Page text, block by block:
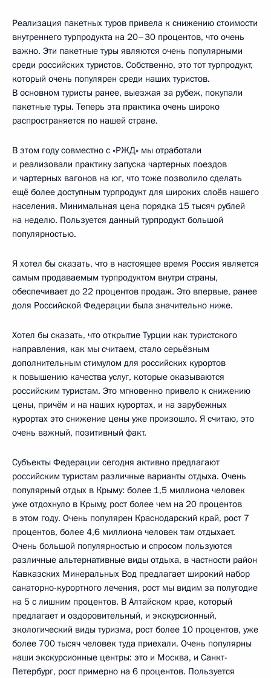
Реализация пакетных туров привела к снижению стоимости
внутреннего турпродукта на 20–30 процентов, что очень
важно. Эти пакетные туры являются очень популярными
среди российских туристов. Собственно, это тот турпродукт,
который очень популярен среди наших туристов.
В основном туристы ранее, выезжая за рубеж, покупали
пакетные туры. Теперь эта практика очень широко
распространяется по нашей стране.
В этом году совместно с «РЖД» мы отработали
и реализовали практику запуска чартерных поездов
и чартерных вагонов на юг, что тоже позволило сделать
ещё более доступным турпродукт для широких слоёв нашего
населения. Минимальная цена порядка 15 тысяч рублей
на неделю. Пользуется данный турпродукт большой
популярностью.
Я хотел бы сказать, что в настоящее время Россия является
самым продаваемым турпродуктом внутри страны,
обеспечивает до 22 процентов продаж. Это впервые, ранее
доля Российской Федерации была значительно ниже.
Хотел бы сказать, что открытие Турции как туристского
направления, как мы считаем, стало серьёзным
дополнительным стимулом для российских курортов
к повышению качества услуг, которые оказываются
российским туристам. Это мгновенно привело к снижению
цены, причём и на наших курортах, и на зарубежных
курортах это снижение цены уже произошло. Я считаю, это
очень важный, позитивный факт.
Субъекты Федерации сегодня активно предлагают
российским туристам различные варианты отдыха. Очень
популярный отдых в Крыму: более 1,5 миллиона человек
уже отдохнуло в Крыму, рост более чем на 20 процентов
в этом году. Очень популярен Краснодарский край, рост 7
процентов, более 4,6 миллиона человек там отдыхает.
Очень большой популярностью и спросом пользуются
различные альтернативные виды отдыха, в частности район
Кавказских Минеральных Вод предлагает широкий набор
санаторно-курортного лечения, рост мы видим за полугодие
на 5 с лишним процентов. В Алтайском крае, который
предлагает и оздоровительный, и экскурсионный,
экологический виды туризма, рост более 10 процентов, уже
более 700 тысяч человек туда приехали. Очень популярны
наши экскурсионные центры: это и Москва, и Санкт-
Петербург, рост примерно на 6 процентов. Пользуется